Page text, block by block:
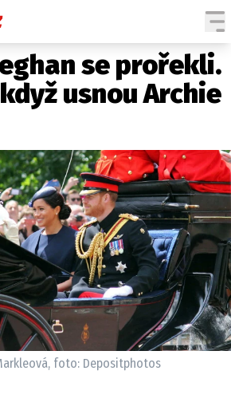
ČESKÉ CELEBRITY
SVĚTOVÉ CELEBRITY
NÁS NA|
fotku nebo video?
e-mail na newsbox.cz
se prořekli.
usnou Archie
foto: Depositphotos